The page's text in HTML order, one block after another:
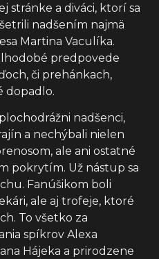
stránke a diváci, ktorí sa
nadšením najmä
Martina Vaculíka.
predpovede
či prehánkach,
dopadlo.
nadšenci,
a nechýbali nielen
ale ani ostatné
pokrytím. Už nástup sa
Fanúšikom boli
ale aj trofeje, ktoré
To všetko za
spíkrov Alexa
Hájeka a prirodzene